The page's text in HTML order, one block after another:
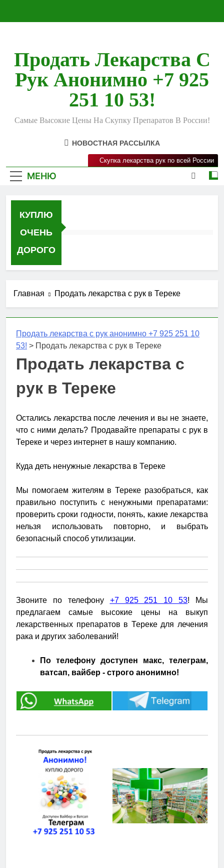
Продать Лекарства С
Рук Анонимно +7 925
251 10 53!
Самые Высокие Цены На Скупку Препаратов В России!
НОВОСТНАЯ РАССЫЛКА
МЕНЮ
Скупка лекарства рук по всей России
КУПЛЮ
ОЧЕНЬ
ДОРОГО
Главная Продать лекарства с рук в Тереке
Продать лекарства с рук анонимно +7 925 251 10
53! > Продать лекарства с рук в Тереке
Продать лекарства с
рук в Тереке
Остались лекарства после лечения и вы не знаете,
что с ними делать? Продавайте препараты с рук в
Тереке и через интернет в нашу компанию.
Куда деть ненужные лекарства в Тереке
Мы помогаем жителям в Тереке разобраться, как
правильно поступить с ненужными препаратами:
проверить сроки годности, понять, какие лекарства
нельзя использовать повторно, и выбрать
безопасный способ утилизации.
Звоните по телефону +7 925 251 10 53! Мы
предлагаем самые высокие цены на выкуп
лекарственных препаратов в Тереке для лечения
рака и других заболеваний!
По телефону доступен макс, телеграм,
ватсап, вайбер - строго анонимно!